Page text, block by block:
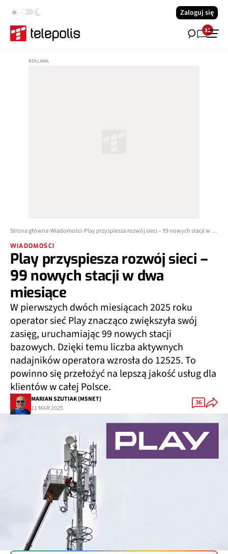
Zaloguj się
31
Strona główna Wiadomości Play przyspiesza rozwój sieci – 99 nowych stacji w dwa miesiące
WIADOMOŚCI
Play przyspiesza rozwój sieci –
99 nowych stacji w dwa
miesiące
W pierwszych dwóch miesiącach 2025 roku
operator sieć Play znacząco zwiększyła swój
zasięg, uruchamiając 99 nowych stacji
bazowych. Dzięki temu liczba aktywnych
nadajników operatora wzrosła do 12525. To
powinno się przełożyć na lepszą jakość usług dla
klientów w całej Polsce.
MARIAN SZUTIAK (MSNET)
11 MAR 2025
36